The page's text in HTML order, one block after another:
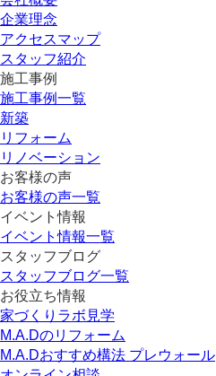
企業理念
アクセスマップ
スタッフ紹介
施工事例
施工事例一覧
新築
リフォーム
リノベーション
お客様の声
お客様の声一覧
イベント情報
イベント情報一覧
スタッフブログ
スタッフブログ一覧
お役立ち情報
家づくりラボ見学
M.A.Dのリフォーム
M.A.Dおすすめ構法 プレウォール